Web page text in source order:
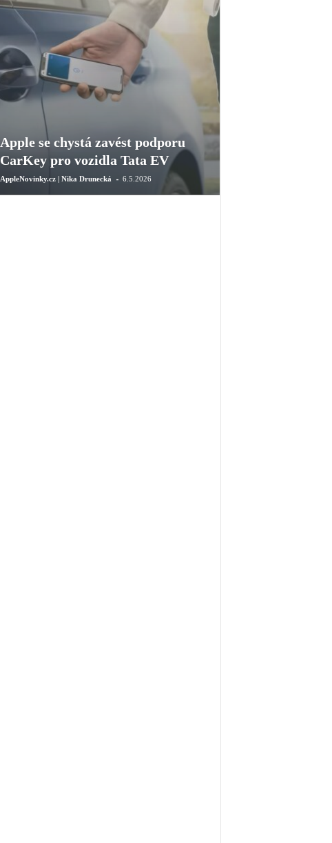
Apple se chystá zavést podporu
CarKey pro vozidla Tata EV
AppleNovinky.cz | Nika Drunecká - 6.5.2026